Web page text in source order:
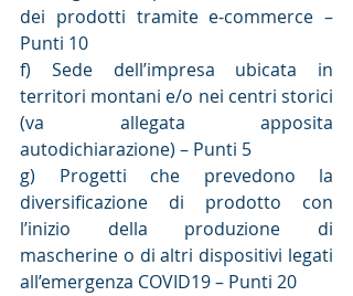
dei prodotti tramite e-commerce –
Punti 10
f) Sede dell’impresa ubicata in
territori montani e/o nei centri storici
(va allegata apposita
autodichiarazione) – Punti 5
g) Progetti che prevedono la
diversificazione di prodotto con
l’inizio della produzione di
mascherine o di altri dispositivi legati
all’emergenza COVID19 – Punti 20